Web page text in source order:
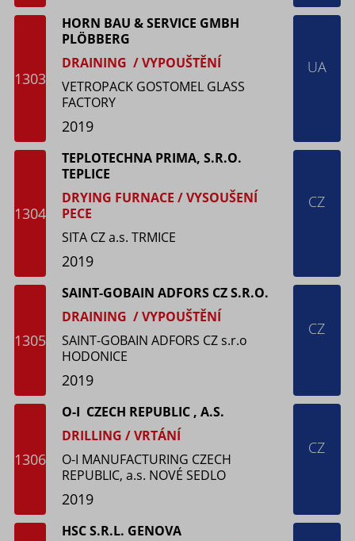
1303
HORN BAU & SERVICE GMBH
PLÖΒBERG
DRAINING / VYPOUŠTĚNÍ
VETROPACK GOSTOMEL GLASS
FACTORY
2019
UA
1304
TEPLOTECHNA PRIMA, S.R.O.
TEPLICE
DRYING FURNACE / VYSOUŠENÍ
PECE
SITA CZ a.s. TRMICE
2019
CZ
1305
SAINT-GOBAIN ADFORS CZ S.R.O.
DRAINING / VYPOUŠTĚNÍ
SAINT-GOBAIN ADFORS CZ s.r.o
HODONICE
2019
CZ
1306
O-I CZECH REPUBLIC , A.S.
DRILLING / VRTÁNÍ
O-I MANUFACTURING CZECH
REPUBLIC, a.s. NOVÉ SEDLO
2019
CZ
HSC S.R.L. GENOVA